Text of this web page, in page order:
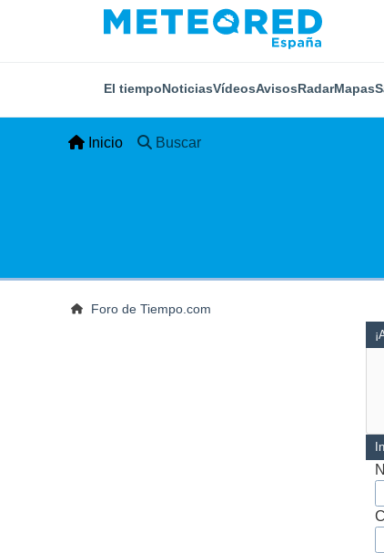
El tiempoNoticiasVídeosAvisosRadarMapas
Inicio Buscar
Foro de Tiempo.com